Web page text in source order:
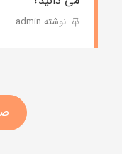
نوشته admin